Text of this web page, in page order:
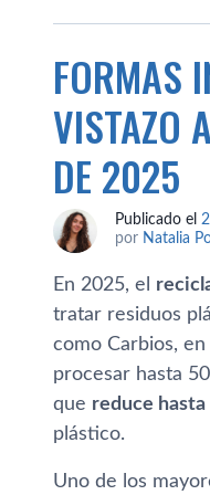
FORMAS
VISTAZO
DE 2025
Publicado el
por Natalia
En 2025, el
tratar residuos
como Carbios,
procesar hasta
que reduce hasta
plástico.
Uno de los